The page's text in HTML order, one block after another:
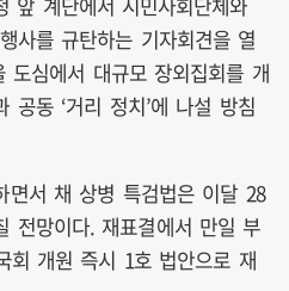
사를 규탄하는 기자회견을 열
도심에서 대규모 장외집회를 개
공동 ‘거리 정치’에 나설 방침
면서 채 상병 특검법은 이달 28
전망이다. 재표결에서 만일 부
회 개원 즉시 1호 법안으로 재